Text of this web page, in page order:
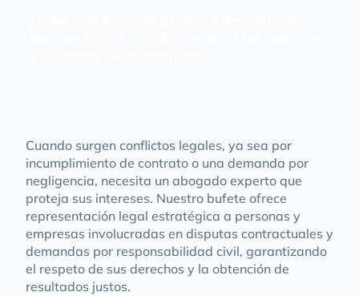
Cuando surgen conflictos legales, ya sea por
incumplimiento de contrato o una demanda por
negligencia, necesita un abogado experto que
proteja sus intereses. Nuestro bufete ofrece
representación legal estratégica a personas y
empresas involucradas en disputas contractuales y
demandas por responsabilidad civil, garantizando
el respeto de sus derechos y la obtención de
resultados justos.